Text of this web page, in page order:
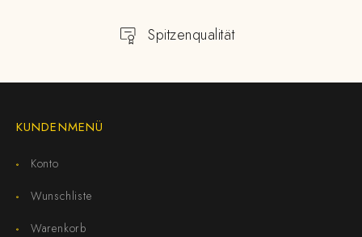
Spitzenqualität
KUNDENMENÜ
Konto
Wunschliste
Warenkorb